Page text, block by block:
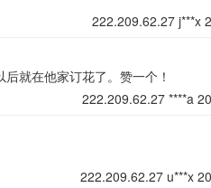
222.209.62.27 j***x
就在他家订花了。赞一个！
222.209.62.27 ****a
222.209.62.27 u***x